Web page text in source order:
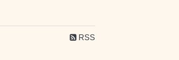
RSS